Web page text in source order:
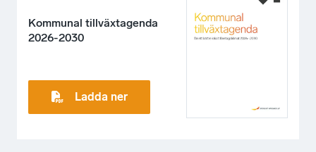
Kommunal tillväxtagenda
2026-2030
Ladda ner